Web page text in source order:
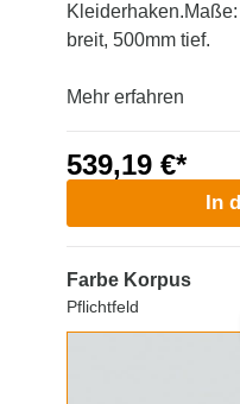
breit, 500mm tief.
Mehr erfahren
539,19 €*
In
Farbe Korpus
Pflichtfeld